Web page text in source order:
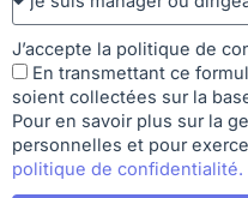
J’accepte la politique de
En transmettant ce
soient collectées sur la
Pour en savoir plus sur la
personnelles et pour
politique de confidentialité.